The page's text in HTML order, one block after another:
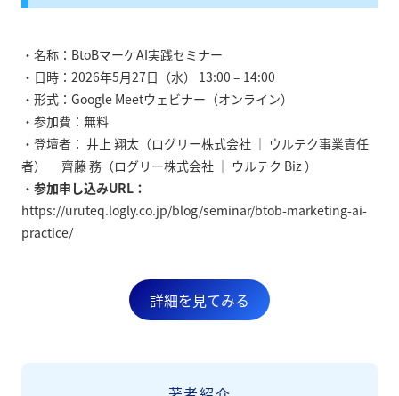
・名称：BtoBマーケAI実践セミナー
・日時：2026年5月27日（水） 13:00 – 14:00
・形式：Google Meetウェビナー（オンライン）
・参加費：無料
・登壇者： 井上 翔太（ログリー株式会社 ｜ ウルテク事業責任
者） 齊藤 務（ログリー株式会社 ｜ ウルテク Biz ）
・ 参加申し込みURL：
https://uruteq.logly.co.jp/blog/seminar/btob-marketing-ai-
practice/
詳細を見てみる